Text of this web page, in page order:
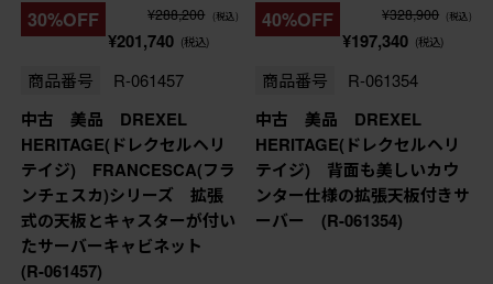
30%OFF ¥288,200 (税込)
¥201,740 (税込)
商品番号 R-061457
中古 美品 DREXEL
HERITAGE(ドレクセルヘリ
テイジ) FRANCESCA(フラ
ンチェスカ)シリーズ 拡張
式の天板とキャスターが付い
たサーバーキャビネット
(R-061457)
40%OFF ¥328,900 (税込)
¥197,340 (税込)
商品番号 R-061354
中古 美品 DREXEL
HERITAGE(ドレクセルヘリ
テイジ) 背面も美しいカウ
ンター仕様の拡張天板付きサ
ーバー (R-061354)